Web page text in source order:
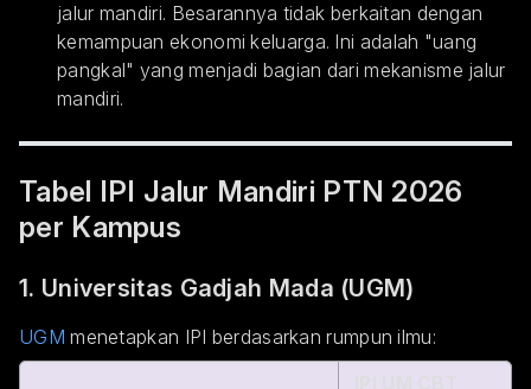
jalur mandiri. Besarannya tidak berkaitan dengan
kemampuan ekonomi keluarga. Ini adalah "uang
pangkal" yang menjadi bagian dari mekanisme jalur
mandiri.
Tabel IPI Jalur Mandiri PTN 2026
per Kampus
1. Universitas Gadjah Mada (UGM)
UGM menetapkan IPI berdasarkan rumpun ilmu: